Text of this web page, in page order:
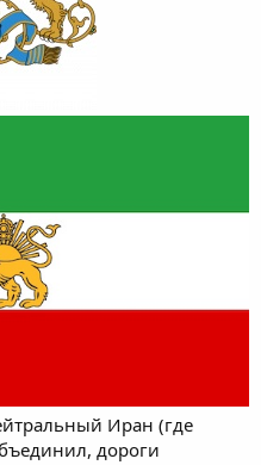
Иран (где
дороги